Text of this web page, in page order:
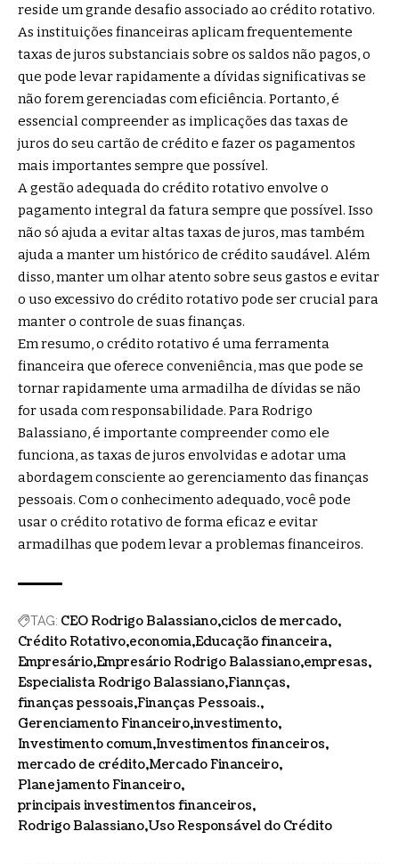
reside um grande desafio associado ao crédito rotativo.
As instituições financeiras aplicam frequentemente
taxas de juros substanciais sobre os saldos não pagos, o
que pode levar rapidamente a dívidas significativas se
não forem gerenciadas com eficiência. Portanto, é
essencial compreender as implicações das taxas de
juros do seu cartão de crédito e fazer os pagamentos
mais importantes sempre que possível.
A gestão adequada do crédito rotativo envolve o
pagamento integral da fatura sempre que possível. Isso
não só ajuda a evitar altas taxas de juros, mas também
ajuda a manter um histórico de crédito saudável. Além
disso, manter um olhar atento sobre seus gastos e evitar
o uso excessivo do crédito rotativo pode ser crucial para
manter o controle de suas finanças.
Em resumo, o crédito rotativo é uma ferramenta
financeira que oferece conveniência, mas que pode se
tornar rapidamente uma armadilha de dívidas se não
for usada com responsabilidade. Para Rodrigo
Balassiano, é importante compreender como ele
funciona, as taxas de juros envolvidas e adotar uma
abordagem consciente ao gerenciamento das finanças
pessoais. Com o conhecimento adequado, você pode
usar o crédito rotativo de forma eficaz e evitar
armadilhas que podem levar a problemas financeiros.
TAG: CEO Rodrigo Balassiano ciclos de mercado
Crédito Rotativo economia Educação financeira
Empresário Empresário Rodrigo Balassiano empresas
Especialista Rodrigo Balassiano Fiannças
finanças pessoais Finanças Pessoais.
Gerenciamento Financeiro investimento
Investimento comum Investimentos financeiros
mercado de crédito Mercado Financeiro
Planejamento Financeiro
principais investimentos financeiros
Rodrigo Balassiano Uso Responsável do Crédito